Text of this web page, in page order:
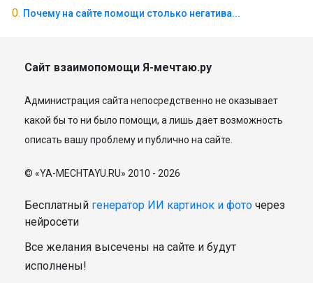
Почему на сайте помощи столько негатива...
Сайт взаимопомощи Я-мечтаю.ру
Администрация сайта непосредственно не оказывает
какой бы то ни было помощи, а лишь дает возможность
описать вашу проблему и публично на сайте.
© «YA-MECHTAYU.RU» 2010 - 2026
Бесплатный генератор ИИ картинок и фото через
нейросети
Все желания высечены на сайте и будут
исполнены!